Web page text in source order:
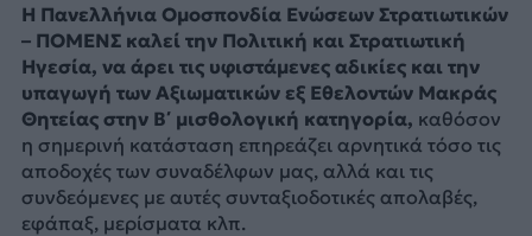
Η Πανελλήνια Ομοσπονδία Ενώσεων Στρατιωτικών
– ΠΟΜΕΝΣ καλεί την Πολιτική και Στρατιωτική
Ηγεσία, να άρει τις υφιστάμενες αδικίες και την
υπαγωγή των Αξιωματικών εξ Εθελοντών Μακράς
Θητείας στην Β΄ μισθολογική κατηγορία, καθόσον
η σημερινή κατάσταση επηρεάζει αρνητικά τόσο τις
αποδοχές των συναδέλφων μας, αλλά και τις
συνδεόμενες με αυτές συνταξιοδοτικές απολαβές,
εφάπαξ, μερίσματα κλπ.